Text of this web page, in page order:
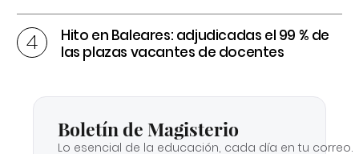
Hito en Baleares: adjudicadas el 99 % de
las plazas vacantes de docentes
Boletín de Magisterio
Lo esencial de la educación, cada día en tu correo.